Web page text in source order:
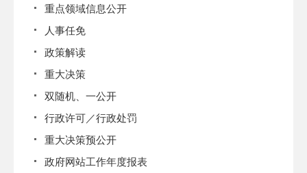
重点领域信息公开
人事任免
政策解读
重大决策
双随机、一公开
行政许可／行政处罚
重大决策预公开
政府网站工作年度报表